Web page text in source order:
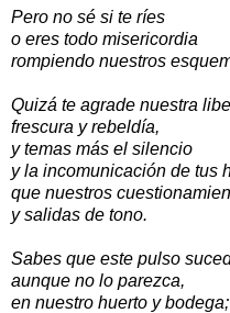
Pero no sé si te ríes
o eres todo misericordia
rompiendo nuestros
Quizá te agrade nuestra
frescura y rebeldía,
y temas más el silencio
y la incomunicación de tus
que nuestros
y salidas de tono.
Sabes que este pulso
aunque no lo parezca,
en nuestro huerto y bodega;